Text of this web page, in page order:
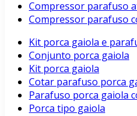
Compressor parafuso
Compressor parafuso
Kit porca gaiola e
Conjunto porca gaiola
Kit porca gaiola
Cotar parafuso porca
Parafuso porca gaiola
Porca tipo gaiola